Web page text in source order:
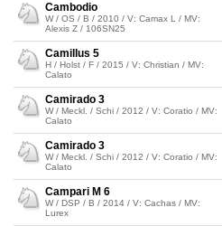
Cambodio
W / OS / B / 2010 / V: Camax L / MV:
Alexis Z / 106SN25
Camillus 5
H / Holst / F / 2015 / V: Christian / MV:
Calato
Camirado 3
W / Meckl. / Schi / 2012 / V: Coratio / MV:
Calato
Camirado 3
W / Meckl. / Schi / 2012 / V: Coratio / MV:
Calato
Campari M 6
W / DSP / B / 2014 / V: Cachas / MV:
Lurex